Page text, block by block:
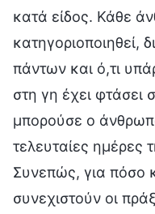
κατά είδος. Κάθε
κατηγοριοποιηθεί,
πάντων και ό,τι
στη γη έχει φτάσει
μπορούσε ο
τελευταίες ημέρες
Συνεπώς, για πόσο
συνεχιστούν οι